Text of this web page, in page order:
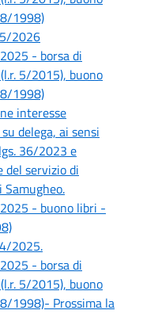
1998)
2026
- borsa di
5/2015), buono
1998)
interesse
delega, ai sensi
36/2023 e
del servizio di
- buono libri -
2025.
- borsa di
5/2015), buono
1998)- Prossima la